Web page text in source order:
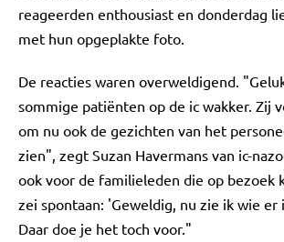
reageerden enthousiast en donderdag
met hun opgeplakte foto.
De reacties waren overweldigend.
sommige patiënten op de ic wakker. Zij
om nu ook de gezichten van het
zien", zegt Suzan Havermans van ic-
ook voor de familieleden die op bezoek
zei spontaan: 'Geweldig, nu zie ik wie er
Daar doe je het toch voor."